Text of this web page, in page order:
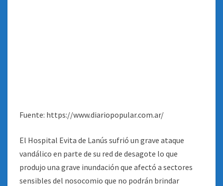
Fuente: https://www.diariopopular.com.ar/
El Hospital Evita de Lanús sufrió un grave ataque
vandálico en parte de su red de desagote lo que
produjo una grave inundación que afectó a sectores
sensibles del nosocomio que no podrán brindar